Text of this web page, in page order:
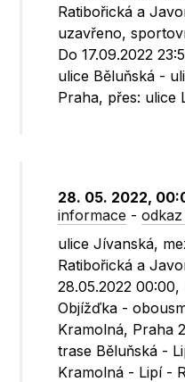
Ratibořická a
uzavřeno,
Do 17.09.2022
ulice Běluňská -
Praha, přes: ulice
28. 05. 2022,
informace -
ulice Jívanská,
Ratibořická a
28.05.2022 00:00,
Objížďka -
Kramolná, Praha
trase Běluňská -
Kramolná - Lipí -